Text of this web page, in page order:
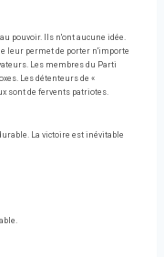
pouvoir. Ils n'ont aucune idée.
leur permet de porter n'importe
Les membres du Parti
Les détenteurs de «
sont de fervents patriotes.
La victoire est inévitable